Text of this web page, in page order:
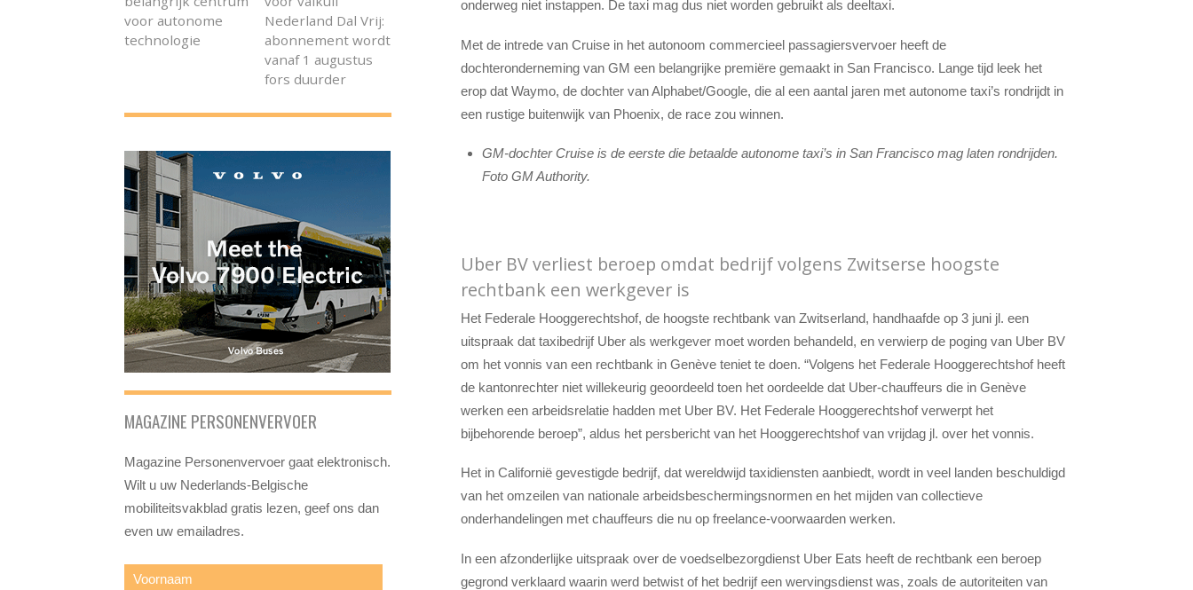
onderweg niet instappen. De taxi mag dus niet worden gebruikt als deeltaxi.
Met de intrede van Cruise in het autonoom commercieel passagiersvervoer heeft de
dochteronderneming van GM een belangrijke premiëre gemaakt in San Francisco. Lange tijd leek het
erop dat Waymo, de dochter van Alphabet/Google, die al een aantal jaren met autonome taxi’s rondrijdt in
een rustige buitenwijk van Phoenix, de race zou winnen.
GM-dochter Cruise is de eerste die betaalde autonome taxi’s in San Francisco mag laten rondrijden.
Foto GM Authority.
Uber BV verliest beroep omdat bedrijf volgens Zwitserse hoogste
rechtbank een werkgever is
Het Federale Hooggerechtshof, de hoogste rechtbank van Zwitserland, handhaafde op 3 juni jl. een
uitspraak dat taxibedrijf Uber als werkgever moet worden behandeld, en verwierp de poging van Uber BV
om het vonnis van een rechtbank in Genève teniet te doen. “Volgens het Federale Hooggerechtshof heeft
de kantonrechter niet willekeurig geoordeeld toen het oordeelde dat Uber-chauffeurs die in Genève
werken een arbeidsrelatie hadden met Uber BV. Het Federale Hooggerechtshof verwerpt het
bijbehorende beroep”, aldus het persbericht van het Hooggerechtshof van vrijdag jl. over het vonnis.
Het in Californië gevestigde bedrijf, dat wereldwijd taxidiensten aanbiedt, wordt in veel landen beschuldigd
van het omzeilen van nationale arbeidsbeschermingsnormen en het mijden van collectieve
onderhandelingen met chauffeurs die nu op freelance-voorwaarden werken.
In een afzonderlijke uitspraak over de voedselbezorgdienst Uber Eats heeft de rechtbank een beroep
gegrond verklaard waarin werd betwist of het bedrijf een wervingsdienst was, zoals de autoriteiten van
voor autonome
technologie
Nederland Dal Vrij:
abonnement wordt
vanaf 1 augustus
fors duurder
MAGAZINE PERSONENVERVOER
Magazine Personenvervoer gaat elektronisch.
Wilt u uw Nederlands-Belgische
mobiliteitsvakblad gratis lezen, geef ons dan
even uw emailadres.